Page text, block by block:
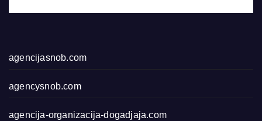
agencijasnob.com
agencysnob.com
agencija-organizacija-dogadjaja.com